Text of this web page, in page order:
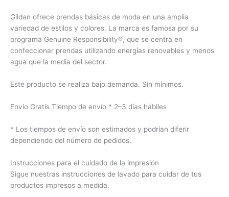
Gildan ofrece prendas básicas de moda en una amplia
variedad de estilos y colores. La marca es famosa por su
programa Genuine Responsibility®, que se centra en
confeccionar prendas utilizando energías renovables y menos
agua que la media del sector.
Este producto se realiza bajo demanda. Sin mínimos.
Envio Gratis Tiempo de envío * 2–3 días hábiles
* Los tiempos de envío son estimados y podrían diferir
dependiendo del número de pedidos.
Instrucciones para el cuidado de la impresión
Sigue nuestras instrucciones de lavado para cuidar de tus
productos impresos a medida.